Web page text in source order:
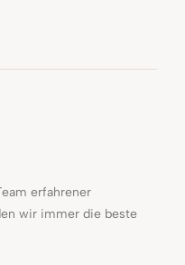
erfahrener
wir immer die beste